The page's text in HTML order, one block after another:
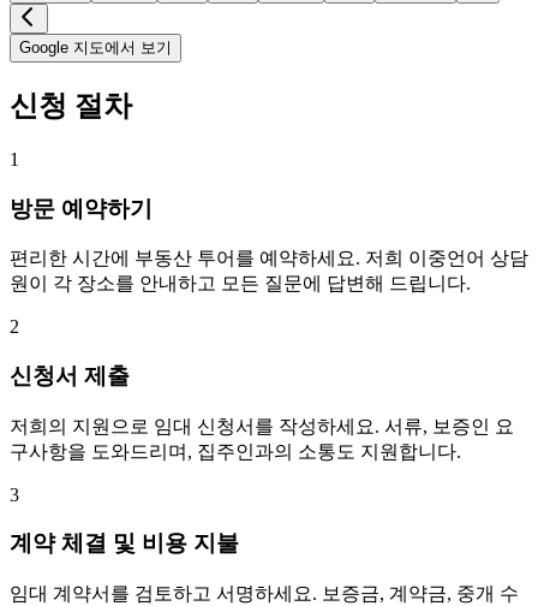
Google 지도에서 보기
신청 절차
1
방문 예약하기
편리한 시간에 부동산 투어를 예약하세요. 저희 이중언어 상담
원이 각 장소를 안내하고 모든 질문에 답변해 드립니다.
2
신청서 제출
저희의 지원으로 임대 신청서를 작성하세요. 서류, 보증인 요
구사항을 도와드리며, 집주인과의 소통도 지원합니다.
3
계약 체결 및 비용 지불
임대 계약서를 검토하고 서명하세요. 보증금, 계약금, 중개 수